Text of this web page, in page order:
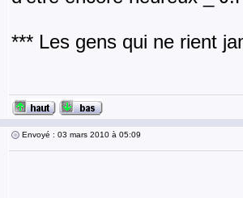
*** Les gens qui ne rient
Envoyé : 03 mars 2010 à 05:09